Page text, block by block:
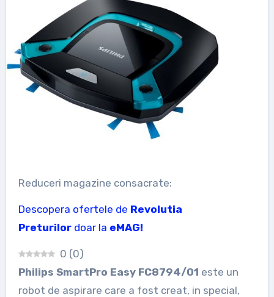
Reduceri magazine consacrate:
Descopera ofertele de Revolutia
Preturilor doar la eMAG!
0 (0)
Philips SmartPro Easy FC8794/01 este un
robot de aspirare care a fost creat, in special,